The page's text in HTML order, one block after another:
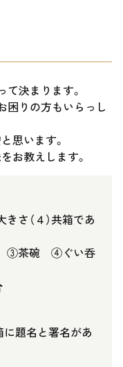
決まります。
困りの方もいらっし
思います。
お教えします。
きさ（４）共箱であ
③茶碗 ④ぐい呑
題名と署名があ